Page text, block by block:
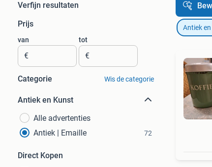
Verfijn resultaten
Prijs
van
€
tot
€
Categorie Wis de categorie
Antiek en Kunst
Alle advertenties
Antiek | Emaille
72
Direct Kopen
Antiek